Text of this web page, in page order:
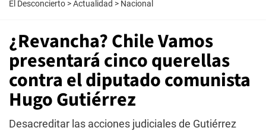
El Desconcierto >Actualidad > Nacional
¿Revancha? Chile Vamos
presentará cinco querellas
contra el diputado comunista
Hugo Gutiérrez
Desacreditar las acciones judiciales de Gutiérrez